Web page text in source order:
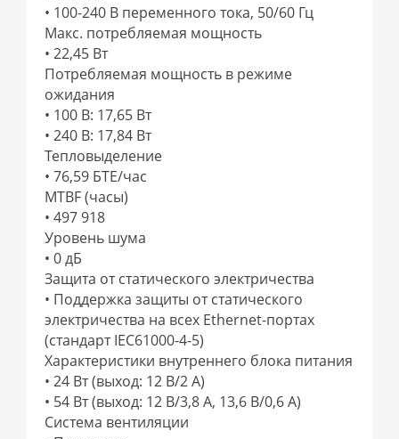
• 100-240 В переменного тока, 50/60 Гц
Макс. потребляемая мощность
• 22,45 Вт
Потребляемая мощность в режиме
ожидания
• 100 В: 17,65 Вт
• 240 В: 17,84 Вт
Тепловыделение
• 76,59 БТЕ/час
MTBF (часы)
• 497 918
Уровень шума
• 0 дБ
Защита от статического электричества
• Поддержка защиты от статического
электричества на всех Ethernet-портах
(стандарт IEC61000-4-5)
Характеристики внутреннего блока питания
• 24 Вт (выход: 12 В/2 А)
• 54 Вт (выход: 12 В/3,8 А, 13,6 В/0,6 А)
Система вентиляции